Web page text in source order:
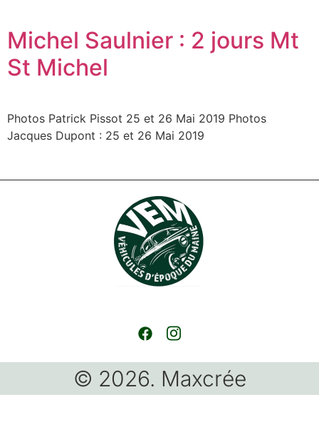
Michel Saulnier : 2 jours Mt
St Michel
Photos Patrick Pissot 25 et 26 Mai 2019 Photos
Jacques Dupont : 25 et 26 Mai 2019
© 2026. Maxcrée